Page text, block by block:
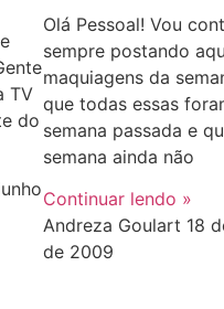
TV
do
Olá Pessoal! Vou
sempre postando
maquiagens da
que todas essas
semana passada e
semana ainda não
Continuar lendo »
Andreza Goulart 18
de 2009